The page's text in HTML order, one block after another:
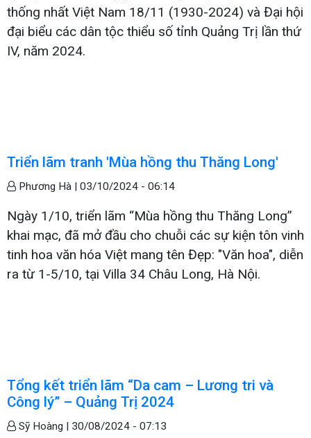
thống nhất Việt Nam 18/11 (1930-2024) và Đại hội
đại biểu các dân tộc thiểu số tỉnh Quảng Trị lần thứ
IV, năm 2024.
Triển lãm tranh 'Mùa hồng thu Thăng Long'
Phương Hà | 03/10/2024 - 06:14
Ngày 1/10, triển lãm “Mùa hồng thu Thăng Long”
khai mạc, đã mở đầu cho chuỗi các sự kiện tôn vinh
tinh hoa văn hóa Việt mang tên Đẹp: "Văn hoa", diễn
ra từ 1-5/10, tại Villa 34 Châu Long, Hà Nội.
Tổng kết triển lãm “Da cam – Lương tri và
Công lý” – Quảng Trị 2024
Sỹ Hoàng | 30/08/2024 - 07:13